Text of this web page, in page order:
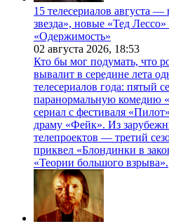
15 телесериалов августа
звезда», новые «Тед
«Одержимость»
02 августа 2026, 18:53
Кто бы мог подумать, что
вывалит в середине лета
телесериалов года: пятый
паранормальную комедию
сериал с фестиваля
драму «Фейк». Из
телепроектов — третий
приквел «Блондинки в
«Теории большого взрыва».